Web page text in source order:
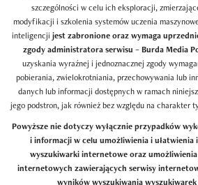
szczególności w celu ich eksploracji,
modyfikacji i szkolenia systemów uczenia
inteligencji jest zabronione oraz wymaga
zgody administratora serwisu – Burda Media
uzyskania wyraźnej i jednoznacznej zgody
pobierania, zwielokrotniania, przechowywania lub
danych lub informacji dostępnych w ramach
jego podstron, jak również bez względu na charakter
Powyższe nie dotyczy wyłącznie przypadków
i informacji w celu umożliwienia i ułatwienia
wyszukiwarki internetowe oraz
internetowych zawierających serwisy
wyników wyszukiwania